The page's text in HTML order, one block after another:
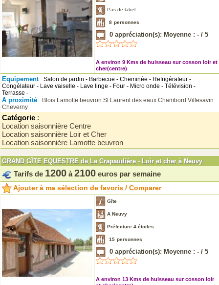
Pas de label
8 personnes
0 appréciation(s): Moyenne : - / 5
A environ 9 Kms de huisseau sur cosson loir et
cher(centre)
Equipement
Salon de jardin - Barbecue - Cheminée - Refrigérateur -
Congélateur - Lave vaiselle - Lave linge - Four - Micro onde - Télévision -
Terrasse -
A proximité Blois Lamotte beuvron St Laurent des eaux Chambord Villesavin
Cheverny
Catégorie :
Location saisonnière Centre
Location saisonnière Loir et Cher
Location saisonnière Lamotte beuvron
GRAND GÎTE EQUESTRE de La Crapaudière - Loir et cher à Neuvy
Tarifs de 1200 à 2100 euros par semaine
Ajouter à ma sélection de favoris / Comparer
Gîte
A Neuvy
Préfecture 4 étoiles
15 personnes
0 appréciation(s): Moyenne : - / 5
A environ 13 Kms de huisseau sur cosson loir